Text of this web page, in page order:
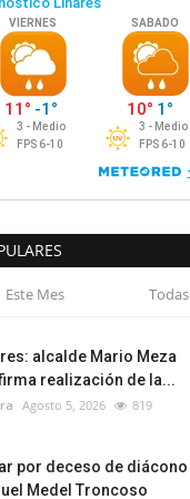
Este Mes Todas
alcalde Mario Meza
realización de la...
Agosto 5, 2026 819
por deceso de diácono
Medel Troncoso